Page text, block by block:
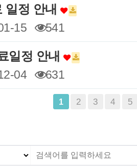
일정 안내
15 541
일정 안내
04 631
1 2 3 4 5